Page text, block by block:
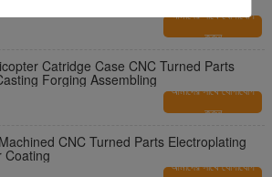
আমাদের সাথে যোগাযোগ
করুন
Catridge Case CNC Turned Parts
Forging Assembling
আমাদের সাথে যোগাযোগ
করুন
CNC Turned Parts Electroplating
Coating
আমাদের সাথে যোগাযোগ